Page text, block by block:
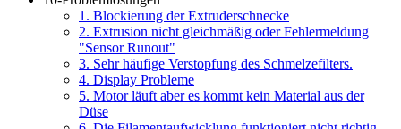
1. Blockierung der Extruderschnecke
2. Extrusion nicht gleichmäßig oder Fehlermeldung
"Sensor Runout"
3. Sehr häufige Verstopfung des Schmelzefilters.
4. Display Probleme
5. Motor läuft aber es kommt kein Material aus der
Düse